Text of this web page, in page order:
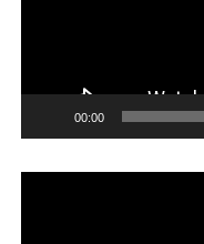
00:00
Reproductor